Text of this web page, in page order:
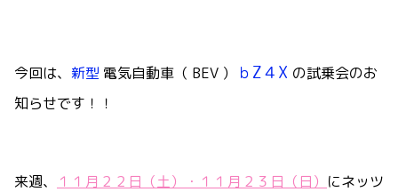
今回は、 新型 電気自動車（ BEV ） ｂZ４X の試乗会のお
知らせです！！
来週、 １１月２２日（土）・１１月２３日（日） にネッツ